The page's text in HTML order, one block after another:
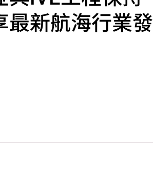
最新航海行業發